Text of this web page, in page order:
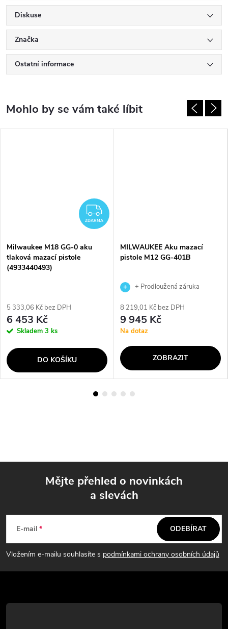
Diskuse
Značka
Ostatní informace
ZDARMA
ZDARMA
Milwaukee M18 GG-0 aku
tlaková mazací pistole
(4933440493)
5 333,06 Kč bez DPH
6 453 Kč
Skladem 3 ks
DO KOŠÍKU
MILWAUKEE Aku mazací
pistole M12 GG-401B
+ Prodloužená záruka
8 219,01 Kč bez DPH
9 945 Kč
Na dotaz
ZOBRAZIT
p
t
Mějte přehled o novinkách
a slevách
E-mail
Vložením e-mailu souhlasíte s podmínkami ochrany osobních údajů
ODEBÍRAT